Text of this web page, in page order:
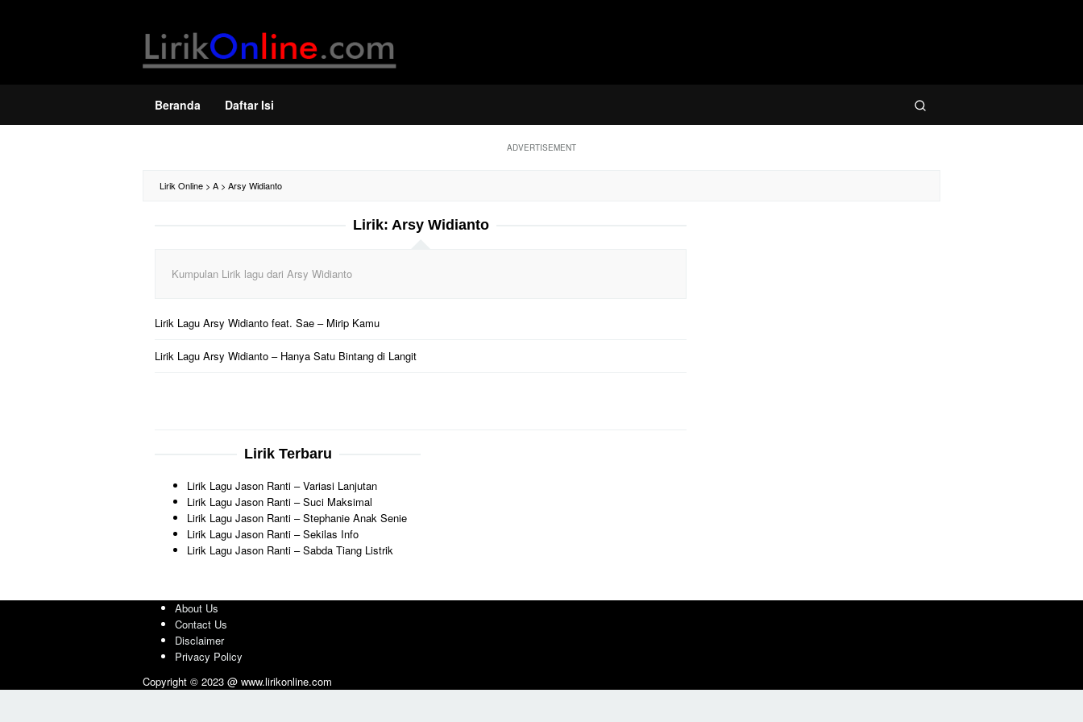
Beranda Daftar Isi
ADVERTISEMENT
Lirik Online > A > Arsy Widianto
Lirik: Arsy Widianto
Kumpulan Lirik lagu dari Arsy Widianto
Lirik Lagu Arsy Widianto feat. Sae – Mirip Kamu
Lirik Lagu Arsy Widianto – Hanya Satu Bintang di Langit
Lirik Terbaru
Lirik Lagu Jason Ranti – Variasi Lanjutan
Lirik Lagu Jason Ranti – Suci Maksimal
Lirik Lagu Jason Ranti – Stephanie Anak Senie
Lirik Lagu Jason Ranti – Sekilas Info
Lirik Lagu Jason Ranti – Sabda Tiang Listrik
About Us
Contact Us
Disclaimer
Privacy Policy
Copyright © 2023 @ www.lirikonline.com